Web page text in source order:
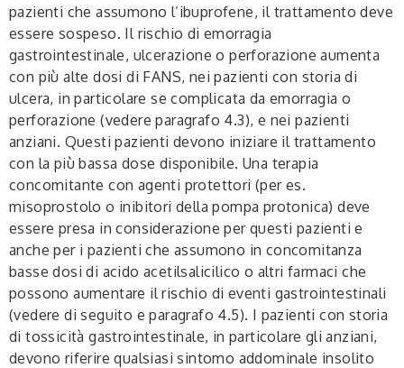
pazienti che assumono l’ibuprofene, il trattamento deve
essere sospeso. Il rischio di emorragia
gastrointestinale, ulcerazione o perforazione aumenta
con più alte dosi di FANS, nei pazienti con storia di
ulcera, in particolare se complicata da emorragia o
perforazione (vedere paragrafo 4.3), e nei pazienti
anziani. Questi pazienti devono iniziare il trattamento
con la più bassa dose disponibile. Una terapia
concomitante con agenti protettori (per es.
misoprostolo o inibitori della pompa protonica) deve
essere presa in considerazione per questi pazienti e
anche per i pazienti che assumono in concomitanza
basse dosi di acido acetilsalicilico o altri farmaci che
possono aumentare il rischio di eventi gastrointestinali
(vedere di seguito e paragrafo 4.5). I pazienti con storia
di tossicità gastrointestinale, in particolare gli anziani,
devono riferire qualsiasi sintomo addominale insolito